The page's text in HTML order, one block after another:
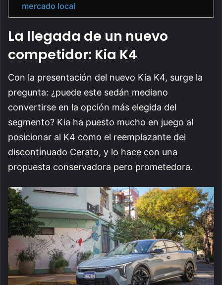
mercado local
La llegada de un nuevo
competidor: Kia K4
Con la presentación del nuevo Kia K4, surge la
pregunta: ¿puede este sedán mediano
convertirse en la opción más elegida del
segmento? Kia ha puesto mucho en juego al
posicionar al K4 como el reemplazante del
discontinuado Cerato, y lo hace con una
propuesta conservadora pero prometedora.